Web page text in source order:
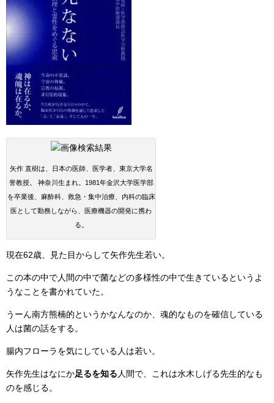
矢作 直樹は、日本の医師、医学者、東京大学名
誉教授。 神奈川生まれ。1981年金沢大学医学部
を卒業後、麻酔科、救急・集中治療、内科の臨床
医として勤務しながら、医療機器の開発に携わ
る。
現在62歳、見た目からして矢作先生若い。
この本の中で人間の中で菌などの多様性の中で生きているというよ
うなことを書かれていた。
うーん南方熊楠的というかなんなのか、魂的なものを確信している
人は菌の話をする。
腸内フローラを気にしている人は若い。
矢作先生はなにか足るを知る人間で、これは水木しげる先生的なも
のを感じる。